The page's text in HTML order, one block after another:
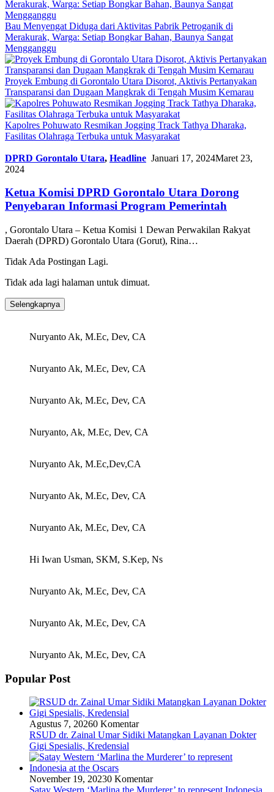
Bau Menyengat Diduga dari Aktivitas Pabrik Petroganik di
Merakurak, Warga: Setiap Bongkar Bahan, Baunya Sangat
Mengganggu
Proyek Embung di Gorontalo Utara Disorot, Aktivis Pertanyakan
Transparansi dan Dugaan Mangkrak di Tengah Musim Kemarau
Kapolres Pohuwato Resmikan Jogging Track Tathya Dharaka,
Fasilitas Olahraga Terbuka untuk Masyarakat
DPRD Gorontalo Utara, Headline Januari 17, 2024Maret 23,
2024
Ketua Komisi DPRD Gorontalo Utara Dorong
Penyebaran Informasi Program Pemerintah
, Gorontalo Utara – Ketua Komisi 1 Dewan Perwakilan Rakyat
Daerah (DPRD) Gorontalo Utara (Gorut), Rina…
Tidak Ada Postingan Lagi.
Tidak ada lagi halaman untuk dimuat.
Selengkapnya
Nuryanto Ak, M.Ec, Dev, CA
Nuryanto Ak, M.Ec, Dev, CA
Nuryanto Ak, M.Ec, Dev, CA
Nuryanto, Ak, M.Ec, Dev, CA
Nuryanto Ak, M.Ec,Dev,CA
Nuryanto Ak, M.Ec, Dev, CA
Nuryanto Ak, M.Ec, Dev, CA
Hi Iwan Usman, SKM, S.Kep, Ns
Nuryanto Ak, M.Ec, Dev, CA
Nuryanto Ak, M.Ec, Dev, CA
Nuryanto Ak, M.Ec, Dev, CA
Popular Post
Agustus 7, 20260 Komentar
RSUD dr. Zainal Umar Sidiki Matangkan Layanan Dokter
Gigi Spesialis, Kredensial
November 19, 20230 Komentar